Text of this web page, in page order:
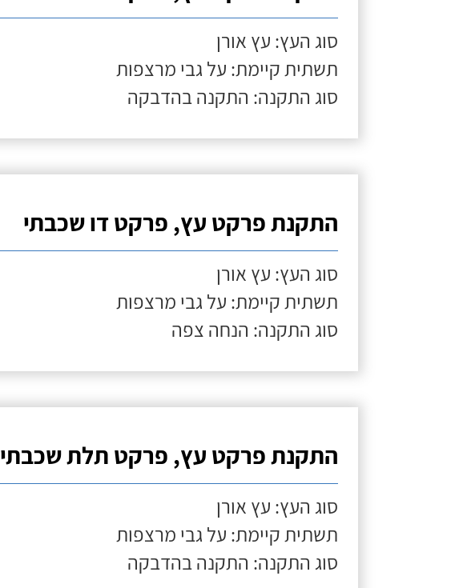
סוג העץ: עץ אורן
תשתית קיימת: על גבי מרצפות
סוג התקנה: התקנה בהדבקה
התקנת פרקט עץ, פרקט דו שכבתי
סוג העץ: עץ אורן
תשתית קיימת: על גבי מרצפות
סוג התקנה: הנחה צפה
התקנת פרקט עץ, פרקט תלת שכבתי
סוג העץ: עץ אורן
תשתית קיימת: על גבי מרצפות
סוג התקנה: התקנה בהדבקה